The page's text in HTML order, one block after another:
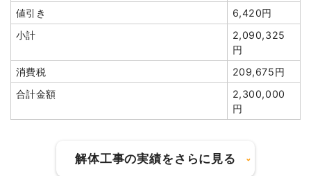
円
養生費 72m² 933円
67,200円
25,000円
カッター工事
20,000円
植木・植栽撤去
75,000円
庭石撤去
1式
35,000円
314,000円
小計
4,650,000
円
消費税
465,000円
合計金額
5,115,000円
建物の種類/構造 鉄骨造住宅2階建て
値引き
6,420円
小計
2,090,325
円
消費税
209,675円
合計金額
2,300,000
円
解体工事の実績をさらに見る